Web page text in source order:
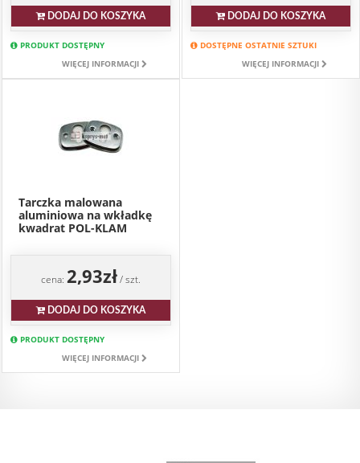
DODAJ DO KOSZYKA
PRODUKT DOSTĘPNY
WIĘCEJ INFORMACJI
DODAJ DO KOSZYKA
DOSTĘPNE OSTATNIE SZTUKI
WIĘCEJ INFORMACJI
Tarczka malowana
aluminiowa na wkładkę
kwadrat POL-KLAM
cena: 2,93zł/ szt.
DODAJ DO KOSZYKA
PRODUKT DOSTĘPNY
WIĘCEJ INFORMACJI